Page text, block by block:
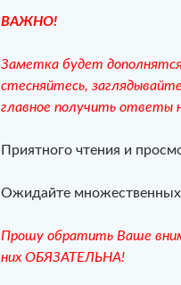
ВАЖНО!
Заметка будет
стесняйтесь,
главное получить ответы
Приятного чтения и
Ожидайте
Прошу обратить Ваше
них ОБЯЗАТЕЛЬНА!